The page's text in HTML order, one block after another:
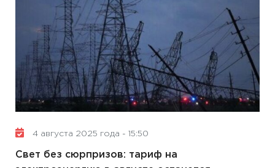
4 августа 2025 года - 15:50
Свет без сюрпризов: тариф на